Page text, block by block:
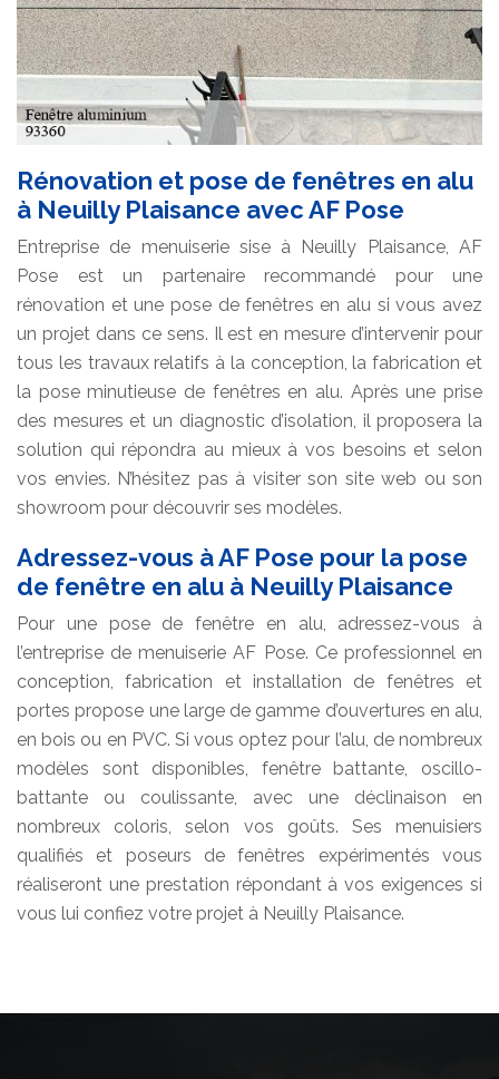
Rénovation et pose de fenêtres en alu
à Neuilly Plaisance avec AF Pose
Entreprise de menuiserie sise à Neuilly Plaisance, AF
Pose est un partenaire recommandé pour une
rénovation et une pose de fenêtres en alu si vous avez
un projet dans ce sens. Il est en mesure d’intervenir pour
tous les travaux relatifs à la conception, la fabrication et
la pose minutieuse de fenêtres en alu. Après une prise
des mesures et un diagnostic d’isolation, il proposera la
solution qui répondra au mieux à vos besoins et selon
vos envies. N’hésitez pas à visiter son site web ou son
showroom pour découvrir ses modèles.
Adressez-vous à AF Pose pour la pose
de fenêtre en alu à Neuilly Plaisance
Pour une pose de fenêtre en alu, adressez-vous à
l’entreprise de menuiserie AF Pose. Ce professionnel en
conception, fabrication et installation de fenêtres et
portes propose une large de gamme d’ouvertures en alu,
en bois ou en PVC. Si vous optez pour l’alu, de nombreux
modèles sont disponibles, fenêtre battante, oscillo-
battante ou coulissante, avec une déclinaison en
nombreux coloris, selon vos goûts. Ses menuisiers
qualifiés et poseurs de fenêtres expérimentés vous
réaliseront une prestation répondant à vos exigences si
vous lui confiez votre projet à Neuilly Plaisance.